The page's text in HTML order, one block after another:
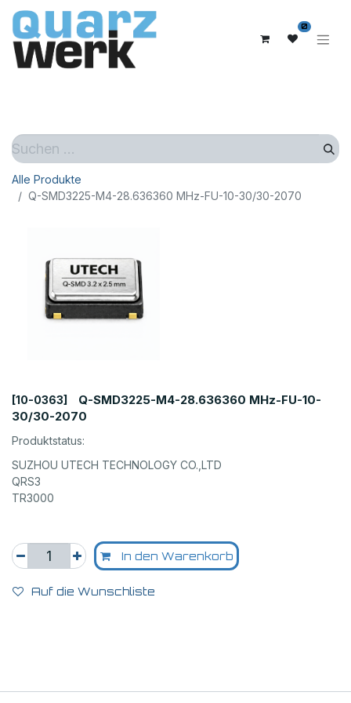
0
Alle Produkte
Q-SMD3225-M4-28.636360 MHz-FU-10-30/30-2070
[10-0363]
Q-SMD3225-M4-28.636360 MHz-FU-10-
30/30-2070
Produktstatus:
SUZHOU UTECH TECHNOLOGY CO.,LTD
QRS3
TR3000
In den Warenkorb
Auf die Wunschliste